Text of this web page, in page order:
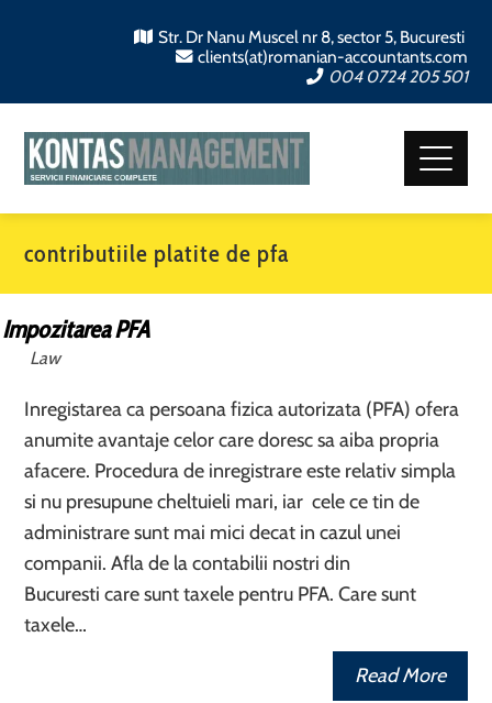
Str. Dr Nanu Muscel nr 8, sector 5, Bucuresti
clients(at)romanian-accountants.com
004 0724 205 501
contributiile platite de pfa
Impozitarea PFA
Law
Inregistarea ca persoana fizica autorizata (PFA) ofera
anumite avantaje celor care doresc sa aiba propria
afacere. Procedura de inregistrare este relativ simpla
si nu presupune cheltuieli mari, iar cele ce tin de
administrare sunt mai mici decat in cazul unei
companii. Afla de la contabilii nostri din
Bucuresti care sunt taxele pentru PFA. Care sunt
taxele…
Read More